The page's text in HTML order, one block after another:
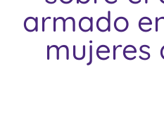
armado
mujeres